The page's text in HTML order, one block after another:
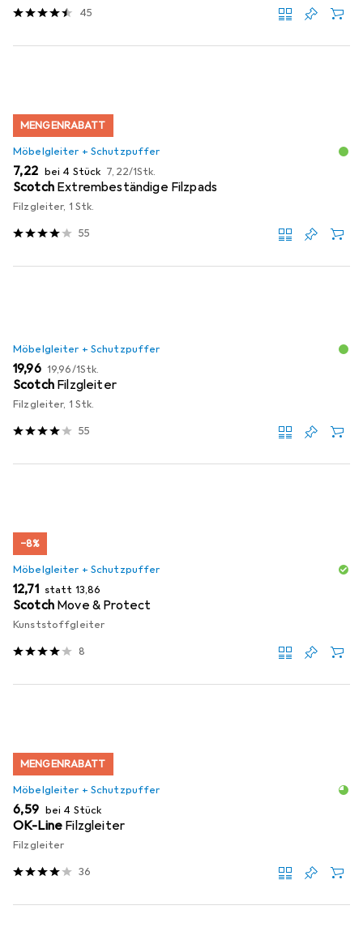
45
MENGENRABATT
Möbelgleiter + Schutzpuffer
EUR
7,22 bei 4 Stück EUR
7,22/1Stk.
Scotch Extrembeständige Filzpads
Filzgleiter, 1 Stk.
55
Möbelgleiter + Schutzpuffer
EUR
19,96 EUR
19,96/1Stk.
Scotch Filzgleiter
Filzgleiter, 1 Stk.
55
−8%
Möbelgleiter + Schutzpuffer
EUR
12,71 statt EUR
13,86
Scotch Move & Protect
Kunststoffgleiter
8
MENGENRABATT
Möbelgleiter + Schutzpuffer
EUR
6,59 bei 4 Stück
OK-Line Filzgleiter
Filzgleiter
36